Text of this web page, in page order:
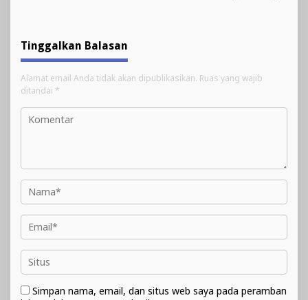
Tinggalkan Balasan
Alamat email Anda tidak akan dipublikasikan. Ruas yang wajib
ditandai *
Simpan nama, email, dan situs web saya pada peramban